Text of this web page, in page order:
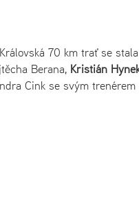
70 km trať se stala
Berana, Kristián
Cink se svým trenérem